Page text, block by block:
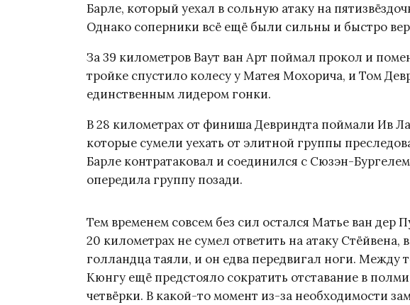
Барле, который уехал в сольную атаку на
Однако соперники всё ещё были сильны и быстро
За 39 километров Ваут ван Арт поймал прокол и
тройке спустило колесу у Матея Мохорича, и Том
единственным лидером гонки.
В 28 километрах от финиша Девриндта поймали Ив
которые сумели уехать от элитной группы
Барле контратаковал и соединился с Сюзэн-
опередила группу позади.
Тем временем совсем без сил остался Матье ван дер
20 километрах не сумел ответить на атаку
голландца таяли, и он едва передвигал ноги. Между
Кюнгу ещё предстояло сократить отставание в
четвёрки. В какой-то момент из-за необходимости